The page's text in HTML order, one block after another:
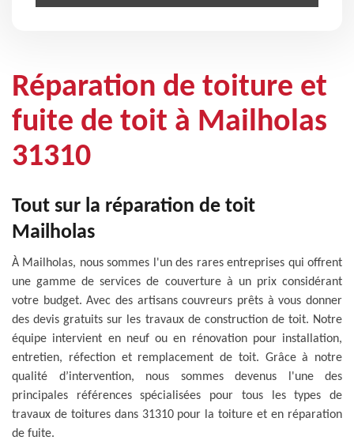
Réparation de toiture et
fuite de toit à Mailholas
31310
Tout sur la réparation de toit
Mailholas
À Mailholas, nous sommes l'un des rares entreprises qui offrent
une gamme de services de couverture à un prix considérant
votre budget. Avec des artisans couvreurs prêts à vous donner
des devis gratuits sur les travaux de construction de toit. Notre
équipe intervient en neuf ou en rénovation pour installation,
entretien, réfection et remplacement de toit. Grâce à notre
qualité d’intervention, nous sommes devenus l'une des
principales références spécialisées pour tous les types de
travaux de toitures dans 31310 pour la toiture et en réparation
de fuite.